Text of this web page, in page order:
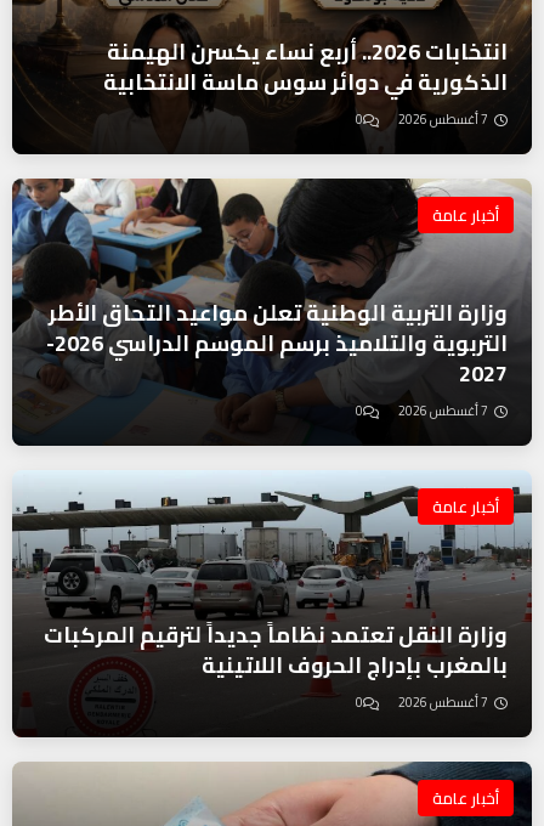
انتخابات 2026.. أربع نساء يكسرن الهيمنة
الذكورية في دوائر سوس ماسة الانتخابية
7 أغسطس 2026 0
أخبار عامة
وزارة التربية الوطنية تعلن مواعيد التحاق الأطر
التربوية والتلاميذ برسم الموسم الدراسي 2026-
2027
7 أغسطس 2026 0
أخبار عامة
وزارة النقل تعتمد نظاماً جديداً لترقيم المركبات
بالمغرب بإدراج الحروف اللاتينية
7 أغسطس 2026 0
أخبار عامة